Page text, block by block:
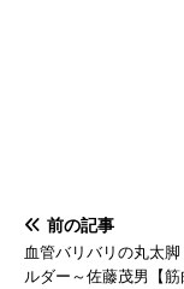
前の記事
血管バリバリの丸太
ルダー～佐藤茂男【